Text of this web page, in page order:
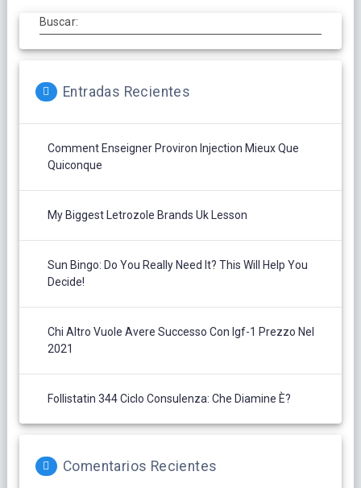
Buscar:
Entradas Recientes
Comment Enseigner Proviron Injection Mieux Que
Quiconque
My Biggest Letrozole Brands Uk Lesson
Sun Bingo: Do You Really Need It? This Will Help You
Decide!
Chi Altro Vuole Avere Successo Con Igf-1 Prezzo Nel
2021
Follistatin 344 Ciclo Consulenza: Che Diamine È?
Comentarios Recientes